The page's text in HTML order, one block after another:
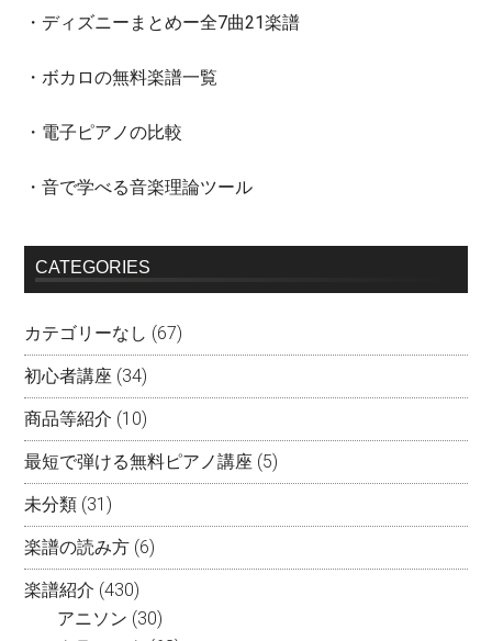
・ディズニーまとめー全7曲21楽譜
・ボカロの無料楽譜一覧
・電子ピアノの比較
・音で学べる音楽理論ツール
CATEGORIES
カテゴリーなし (67)
初心者講座 (34)
商品等紹介 (10)
最短で弾ける無料ピアノ講座 (5)
未分類 (31)
楽譜の読み方 (6)
楽譜紹介 (430)
アニソン (30)